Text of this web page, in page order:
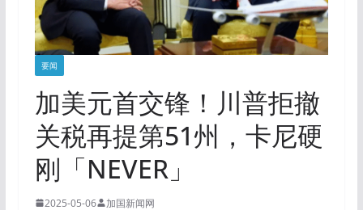
要闻
加美元首交锋！川普拒撤
关税再提第51州，卡尼硬
刚「NEVER」
2025-05-06 加国新闻网